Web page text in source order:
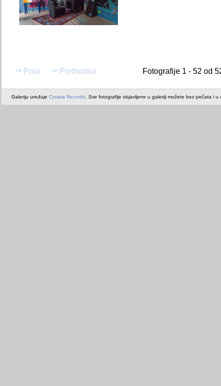
Prva Prethodna Fotografije 1 - 52 od
Galeriju uređuje Croatia Records. Sve fotografije objavljene u galeriji možete bez pečata i